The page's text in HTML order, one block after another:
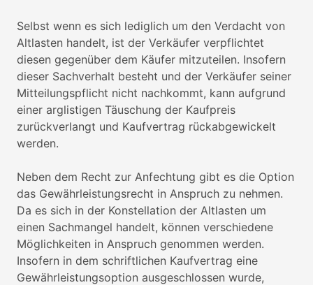
Selbst wenn es sich lediglich um den Verdacht von
Altlasten handelt, ist der Verkäufer verpflichtet
diesen gegenüber dem Käufer mitzuteilen. Insofern
dieser Sachverhalt besteht und der Verkäufer seiner
Mitteilungspflicht nicht nachkommt, kann aufgrund
einer arglistigen Täuschung der Kaufpreis
zurückverlangt und Kaufvertrag rückabgewickelt
werden.
Neben dem Recht zur Anfechtung gibt es die Option
das Gewährleistungsrecht in Anspruch zu nehmen.
Da es sich in der Konstellation der Altlasten um
einen Sachmangel handelt, können verschiedene
Möglichkeiten in Anspruch genommen werden.
Insofern in dem schriftlichen Kaufvertrag eine
Gewährleistungsoption ausgeschlossen wurde,